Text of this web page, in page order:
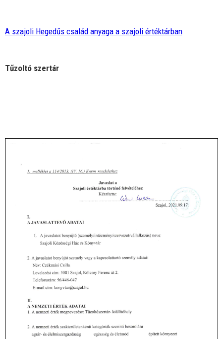
A szajoli Hegedűs család anyaga a szajoli értéktárban
Tűzoltó szertár